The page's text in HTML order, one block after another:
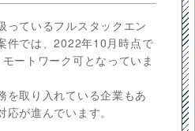
っているフルスタックエン
件では、2022年10月時点で
ートワーク可となっていま
を取り入れている企業もあ
が進んでいます。